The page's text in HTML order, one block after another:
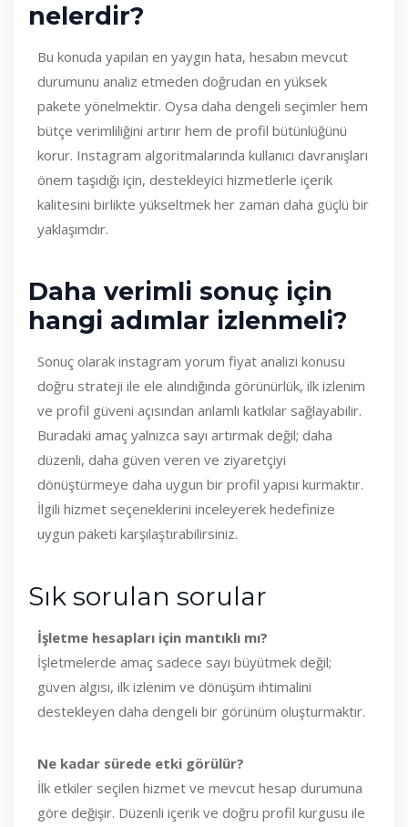
nelerdir?
Bu konuda yapılan en yaygın hata, hesabın mevcut
durumunu analiz etmeden doğrudan en yüksek
pakete yönelmektir. Oysa daha dengeli seçimler hem
bütçe verimliliğini artırır hem de profil bütünlüğünü
korur. Instagram algoritmalarında kullanıcı davranışları
önem taşıdığı için, destekleyici hizmetlerle içerik
kalitesini birlikte yükseltmek her zaman daha güçlü bir
yaklaşımdır.
Daha verimli sonuç için
hangi adımlar izlenmeli?
Sonuç olarak instagram yorum fiyat analizi konusu
doğru strateji ile ele alındığında görünürlük, ilk izlenim
ve profil güveni açısından anlamlı katkılar sağlayabilir.
Buradaki amaç yalnızca sayı artırmak değil; daha
düzenli, daha güven veren ve ziyaretçiyi
dönüştürmeye daha uygun bir profil yapısı kurmaktır.
İlgili hizmet seçeneklerini inceleyerek hedefinize
uygun paketi karşılaştırabilirsiniz.
Sık sorulan sorular
İşletme hesapları için mantıklı mı?
İşletmelerde amaç sadece sayı büyütmek değil;
güven algısı, ilk izlenim ve dönüşüm ihtimalini
destekleyen daha dengeli bir görünüm oluşturmaktır.
Ne kadar sürede etki görülür?
İlk etkiler seçilen hizmet ve mevcut hesap durumuna
göre değişir. Düzenli içerik ve doğru profil kurgusu ile